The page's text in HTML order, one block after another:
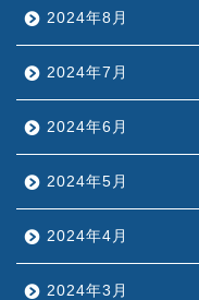
2024年8月
2024年7月
2024年6月
2024年5月
2024年4月
2024年3月